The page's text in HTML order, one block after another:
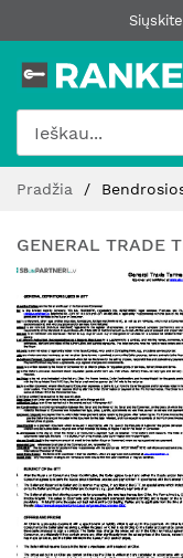
Pereiti
prie
Pradžia
GENERAL TRADE